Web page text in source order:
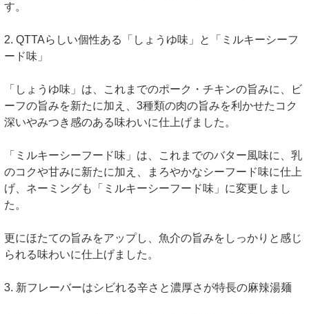
す。
2. QTTAらしい個性ある「しょうゆ味」と「ミルキーシーフ
ード味」
「しょうゆ味」は、これまでのポーク・チキンの旨みに、ビ
ーフの旨みを新たに加え、3種類の肉の旨みを利かせたコク
深いやみつき感のある味わいに仕上げました。
「ミルキーシーフード味」は、これまでのバター風味に、乳
のコクや甘みに新たに加え、まろやかなシーフード味に仕上
げ、ネーミングも「ミルキーシーフード味」に変更しまし
た。
更にほたての旨みをアップし、魚介の旨みをしっかりと感じ
られる味わいに仕上げました。
3. 新フレーバーはシビれる辛さと濃厚さが特長の麻辣湯麺